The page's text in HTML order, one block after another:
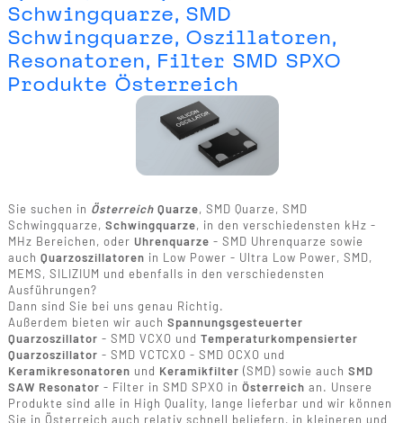
Schwingquarze, SMD
Schwingquarze, Oszillatoren,
Resonatoren, Filter SMD SPXO
Produkte Österreich
Sie suchen in Österreich Quarze, SMD Quarze, SMD
Schwingquarze, Schwingquarze, in den verschiedensten kHz -
MHz Bereichen, oder Uhrenquarze - SMD Uhrenquarze sowie
auch Quarzoszillatoren in Low Power - Ultra Low Power, SMD,
MEMS, SILIZIUM und ebenfalls in den verschiedensten
Ausführungen?
Dann sind Sie bei uns genau Richtig.
Außerdem bieten wir auch Spannungsgesteuerter
Quarzoszillator - SMD VCXO und Temperaturkompensierter
Quarzoszillator - SMD VCTCXO - SMD OCXO und
Keramikresonatoren und Keramikfilter (SMD) sowie auch SMD
SAW Resonator - Filter in SMD SPXO in Österreich an. Unsere
Produkte sind alle in High Quality, lange lieferbar und wir können
Sie in Österreich auch relativ schnell beliefern, in kleineren und